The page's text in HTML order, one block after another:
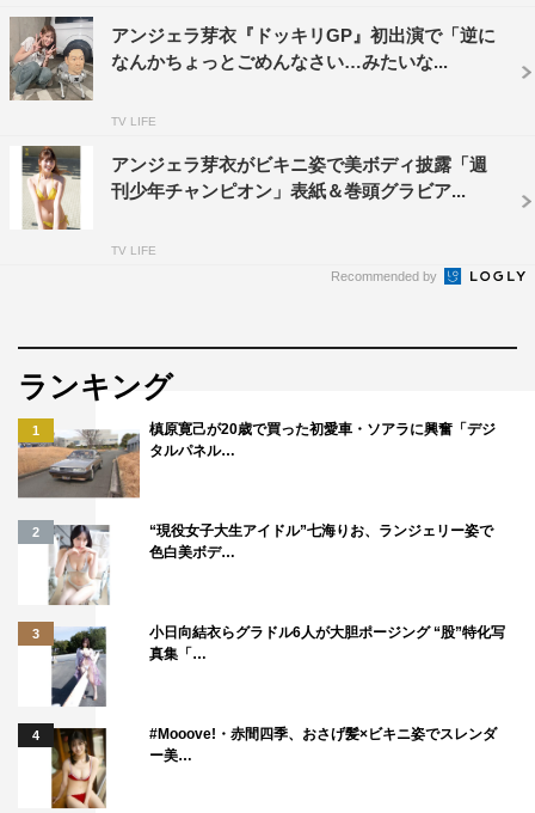
アンジェラ芽衣『ドッキリGP』初出演で「逆に
なんかちょっとごめんなさい…みたいな...
TV LIFE
アンジェラ芽衣がビキニ姿で美ボディ披露「週
刊少年チャンピオン」表紙＆巻頭グラビア...
TV LIFE
Recommended by
ランキング
1
槙原寛己が20歳で買った初愛車・ソアラに興奮「デジ
タルパネル…
2
“現役女子大生アイドル”七海りお、ランジェリー姿で
色白美ボデ…
3
小日向結衣らグラドル6人が大胆ポージング “股”特化写
真集「…
4
#Mooove!・赤間四季、おさげ髪×ビキニ姿でスレンダ
ー美…